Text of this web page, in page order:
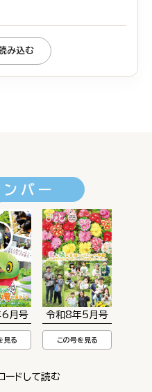
み込む
ンバー
月号
見る
令和8年5月号
この号を見る
ードして読む